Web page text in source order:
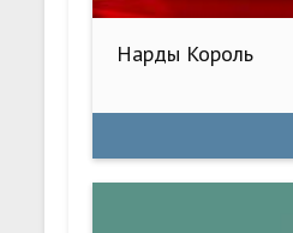
Нарды Король